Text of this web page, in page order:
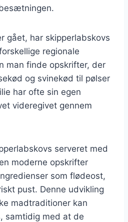
gået, har skipperlabskovs
regionale
man finde opskrifter, der
og svinekød til pølser
har ofte sin egen
videregivet gennem
serveret med
moderne opskrifter
som flødeost,
pust. Denne udvikling
madtraditioner kan
samtidig med at de